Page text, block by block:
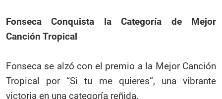
Fonseca Conquista la Categoría de Mejor
Canción Tropical
Fonseca se alzó con el premio a la Mejor Canción
Tropical por “Si tu me quieres”, una vibrante
victoria en una categoría reñida.